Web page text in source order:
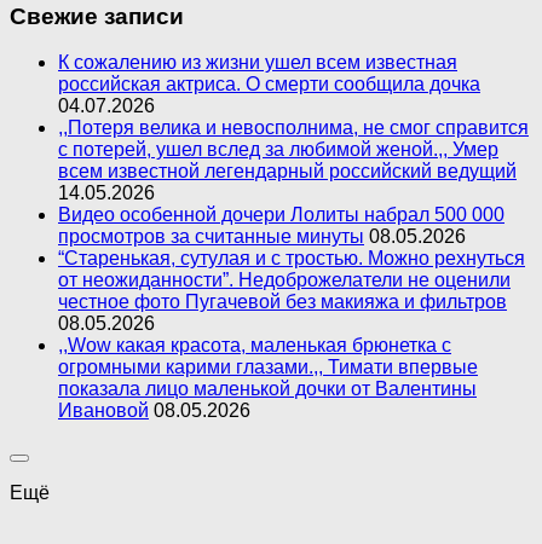
Свежие записи
К сожалению из жизни ушел всем известная
российская актриса. О смерти сообщила дочка
04.07.2026
,,Потеря велика и невосполнима, не смог справится
с потерей, ушел вслед за любимой женой.,, Умер
всем известной легендарный российский ведущий
14.05.2026
Видео особенной дочери Лолиты набрал 500 000
просмотров за считанные минуты 08.05.2026
“Старенькая, сутулая и с тростью. Можно рехнуться
от неожиданности”. Недоброжелатели не оценили
честное фото Пугачевой без макияжа и фильтров
08.05.2026
,,Wow какая красота, маленькая брюнетка с
огромными карими глазами.,, Тимати впервые
показала лицо маленькой дочки от Валентины
Ивановой 08.05.2026
Ещё